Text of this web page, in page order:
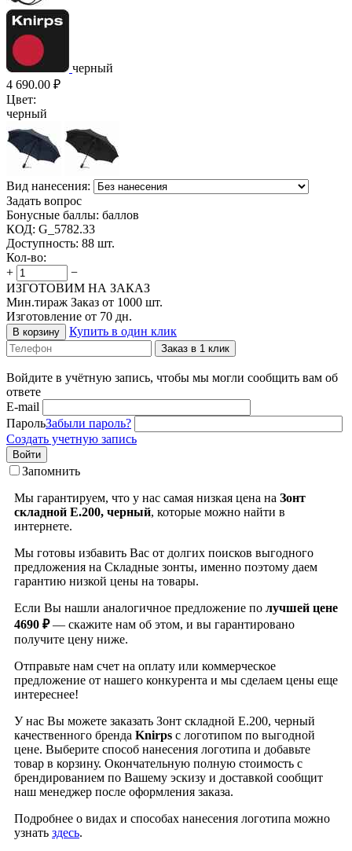
черный
4 690.00 ₽
Цвет:
черный
Вид нанесения:
Задать вопрос
Бонусные баллы: баллов
КОД: G_5782.33
Доступность: 88 шт.
Кол-во:
+
−
ИЗГОТОВИМ НА ЗАКАЗ
Мин.тираж Заказ от 1000 шт.
Изготовление от 70 дн.
В корзину Купить в один клик
Заказ в 1 клик
Войдите в учётную запись, чтобы мы могли сообщить вам об
ответе
E-mail
ПарольЗабыли пароль?
Создать учетную запись
Войти
Запомнить
Мы гарантируем, что у нас самая низкая цена на Зонт
складной E.200, черный, которые можно найти в
интернете.
Мы готовы избавить Вас от долгих поисков выгодного
предложения на Складные зонты, именно поэтому даем
гарантию низкой цены на товары.
Если Вы нашли аналогичное предложение по лучшей цене
4690 ₽— скажите нам об этом, и вы гарантировано
получите цену ниже.
Отправьте нам счет на оплату или коммерческое
предложение от нашего конкурента и мы сделаем цены еще
интереснее!
У нас Вы можете заказать Зонт складной E.200, черный
качественного бренда Knirps с логотипом по выгодной
цене. Выберите способ нанесения логотипа и добавьте
товар в корзину. Окончательную полную стоимость с
брендированием по Вашему эскизу и доставкой сообщит
наш менеджер после оформления заказа.
Подробнее о видах и способах нанесения логотипа можно
узнать здесь.